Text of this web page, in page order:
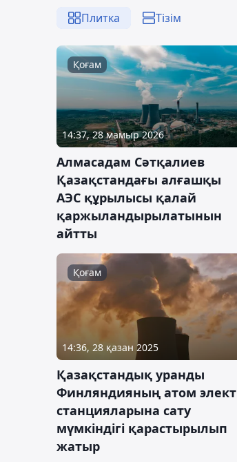
Плитка Тізім
Қоғам
14:37, 28 мамыр 2026
Алмасадам Сәтқалиев
Қазақстандағы алғашқы
АЭС құрылысы қалай
қаржыландырылатынын
айтты
Қоғам
14:36, 28 қазан 2025
Қазақстандық уранды
Финляндияның атом
станцияларына сату
мүмкіндігі қарастырылып
жатыр